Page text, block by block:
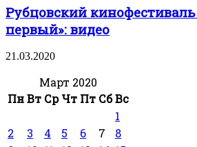
Рубцовский
первый»: видео
21.03.2020
Март 2020
ПнВт Ср Чт Пт СбВс
1
2
3 4 5 6 7
8